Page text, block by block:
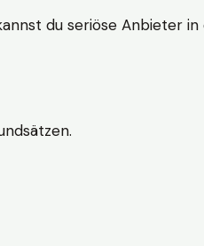
du seriöse Anbieter